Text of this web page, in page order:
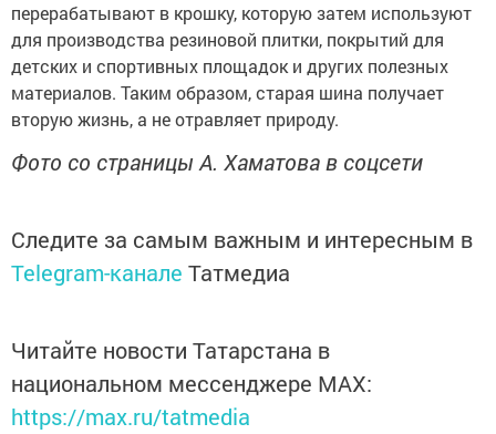
перерабатывают в крошку, которую затем используют
для производства резиновой плитки, покрытий для
детских и спортивных площадок и других полезных
материалов. Таким образом, старая шина получает
вторую жизнь, а не отравляет природу.
Фото со страницы А. Хаматова в соцсети
Следите за самым важным и интересным в
Telegram-канале Татмедиа
Читайте новости Татарстана в
национальном мессенджере MАХ:
https://max.ru/tatmedia